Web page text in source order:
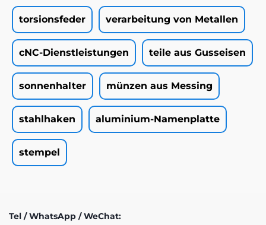
torsionsfeder verarbeitung von Metallen
cNC-Dienstleistungen teile aus Gusseisen
sonnenhalter münzen aus Messing
stahlhaken aluminium-Namenplatte
stempel
Tel / WhatsApp / WeChat: